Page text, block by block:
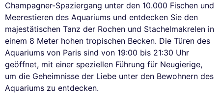
Champagner-Spaziergang unter den 10.000 Fischen und
Meerestieren des Aquariums und entdecken Sie den
majestätischen Tanz der Rochen und Stachelmakrelen in
einem 8 Meter hohen tropischen Becken. Die Türen des
Aquariums von Paris sind von 19:00 bis 21:30 Uhr
geöffnet, mit einer speziellen Führung für Neugierige,
um die Geheimnisse der Liebe unter den Bewohnern des
Aquariums zu entdecken.